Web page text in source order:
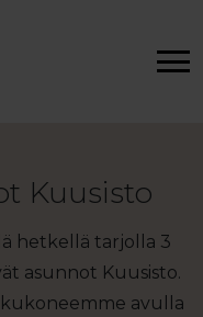
Kuusisto
hetkellä tarjolla 3
asunnot Kuusisto.
avulla